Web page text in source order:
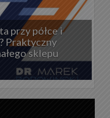
przy półce i
Praktyczny
sklepu